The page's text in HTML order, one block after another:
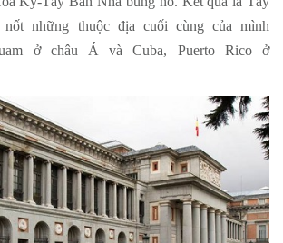
những thuộc địa cuối cùng của mình
ở châu Á và Cuba, Puerto Rico ở